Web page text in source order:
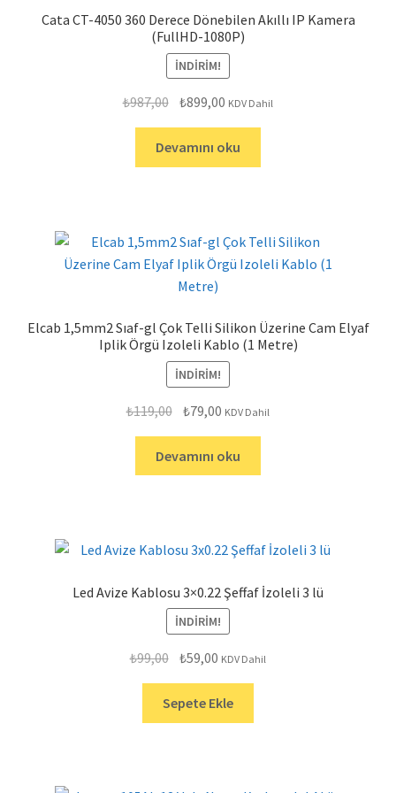
Cata CT-4050 360 Derece Dönebilen Akıllı IP Kamera
(FullHD-1080P)
İNDIRIM!
₺987,00 Orijinal
fiyat:
₺987,00.
₺899,00 Şu
andaki
fiyat:
₺899,00.
KDV Dahil
Devamını oku
Elcab 1,5mm2 Sıaf-gl Çok Telli Silikon Üzerine Cam Elyaf
Iplik Örgü Izoleli Kablo (1 Metre)
İNDIRIM!
₺119,00 Orijinal
₺119,00.
₺79,00 Şu
fiyat:
₺79,00.
KDV Dahil
Devamını oku
Led Avize Kablosu 3×0.22 Şeffaf İzoleli 3 lü
İNDIRIM!
₺99,00 Orijinal
fiyat:
₺99,00.
₺59,00 Şu
andaki
fiyat:
₺59,00.
KDV Dahil
Sepete Ekle